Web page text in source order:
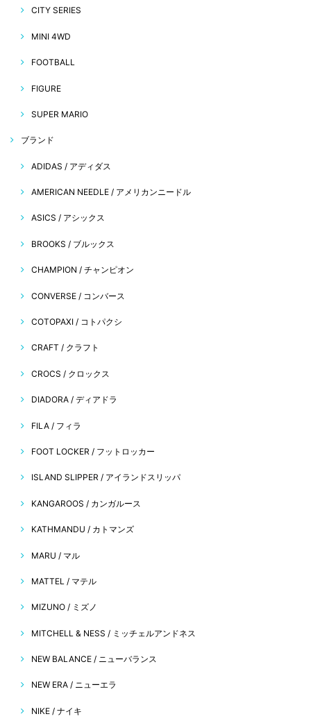
CITY SERIES
MINI 4WD
FOOTBALL
FIGURE
SUPER MARIO
ブランド
ADIDAS / アディダス
AMERICAN NEEDLE / アメリカンニードル
ASICS / アシックス
BROOKS / ブルックス
CHAMPION / チャンピオン
CONVERSE / コンバース
COTOPAXI / コトパクシ
CRAFT / クラフト
CROCS / クロックス
DIADORA / ディアドラ
FILA / フィラ
FOOT LOCKER / フットロッカー
ISLAND SLIPPER / アイランドスリッパ
KANGAROOS / カンガルース
KATHMANDU / カトマンズ
MARU / マル
MATTEL / マテル
MIZUNO / ミズノ
MITCHELL & NESS / ミッチェルアンドネス
NEW BALANCE / ニューバランス
NEW ERA / ニューエラ
NIKE / ナイキ